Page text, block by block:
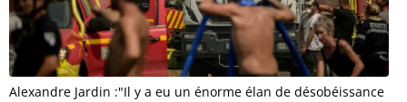
Alexandre Jardin :"Il y a eu un énorme élan de désobéissance